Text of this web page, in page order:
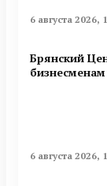
6 августа 2026,
Брянский
6 августа 2026,